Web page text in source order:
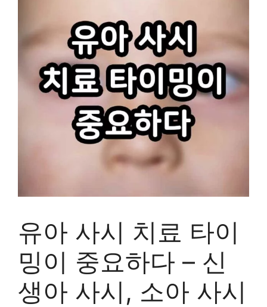
유아 사시 치료 타이
밍이 중요하다 – 신
생아 사시, 소아 사시